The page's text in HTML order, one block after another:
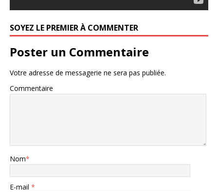
SOYEZ LE PREMIER À COMMENTER
Poster un Commentaire
Votre adresse de messagerie ne sera pas publiée.
Commentaire
Nom*
E-mail *